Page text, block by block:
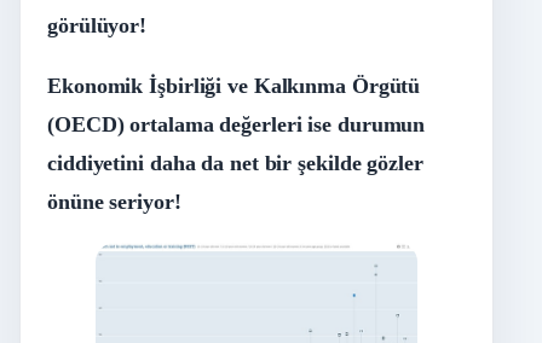
görülüyor!
Ekonomik İşbirliği ve Kalkınma Örgütü
(OECD) ortalama değerleri ise durumun
ciddiyetini daha da net bir şekilde gözler
önüne seriyor!